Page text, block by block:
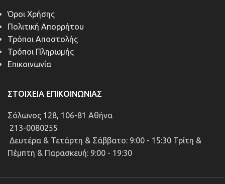
Όροι Χρήσης
Πολιτική Απορρήτου
Τρόποι Αποστολής
Τρόποι Πληρωμής
Επικοινωνία
ΣΤΟΙΧΕΊΑ ΕΠΙΚΟΙΝΩΝΊΑΣ
Σόλωνος 128, 106-81 Αθήνα
213-0080255
Δευτέρα & Τετάρτη & Σάββατο: 9:00 - 15:30 Τρίτη &
Πέμπτη & Παρασκευή: 9:00 - 19:30